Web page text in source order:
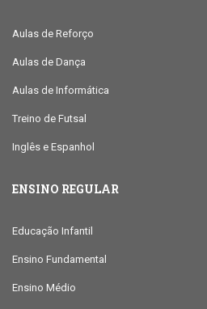
Aulas de Reforço
Aulas de Dança
Aulas de Informática
Treino de Futsal
Inglês e Espanhol
ENSINO REGULAR
Educação Infantil
Ensino Fundamental
Ensino Médio